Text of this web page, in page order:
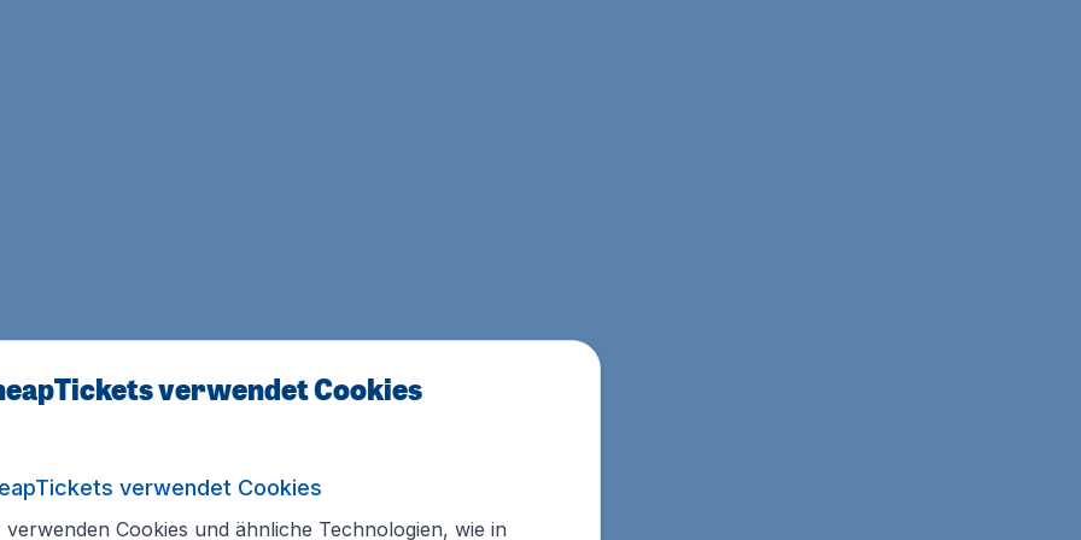
verwendet Cookies
verwendet Cookies
verwenden Cookies und ähnliche Technologien, wie in